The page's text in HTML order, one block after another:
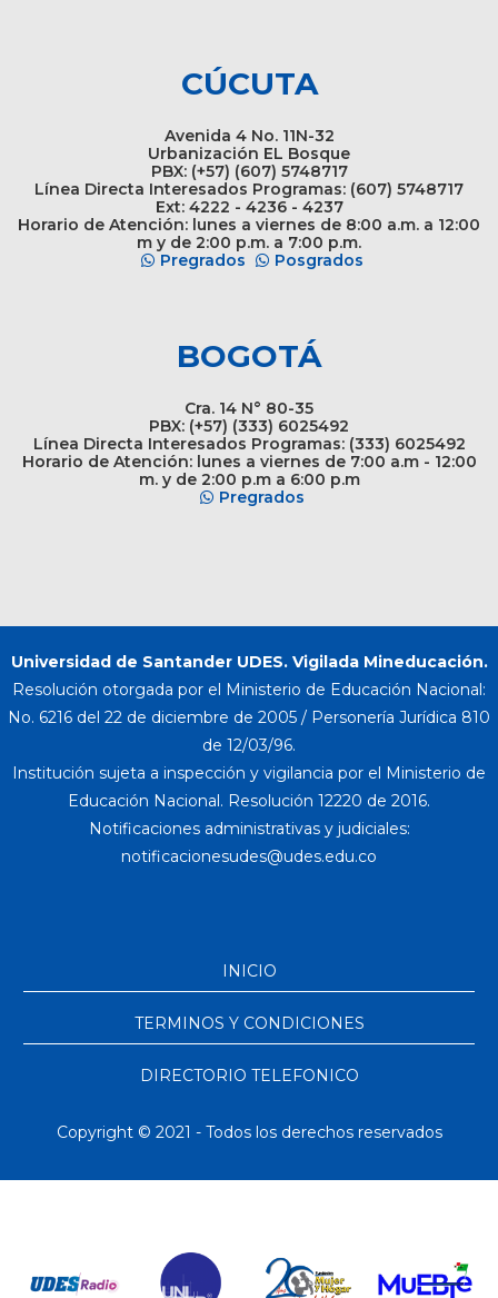
CÚCUTA
Avenida 4 No. 11N-32
Urbanización EL Bosque
PBX: (+57) (607) 5748717
Línea Directa Interesados Programas: (607) 5748717
Ext: 4222 - 4236 - 4237
Horario de Atención: lunes a viernes de 8:00 a.m. a 12:00
m y de 2:00 p.m. a 7:00 p.m.
Pregrados
Posgrados
BOGOTÁ
Cra. 14 N° 80-35
PBX: (+57) (333) 6025492
Línea Directa Interesados Programas: (333) 6025492
Horario de Atención: lunes a viernes de 7:00 a.m - 12:00
m. y de 2:00 p.m a 6:00 p.m
Pregrados
Universidad de Santander UDES. Vigilada Mineducación.
Resolución otorgada por el Ministerio de Educación Nacional:
No. 6216 del 22 de diciembre de 2005 / Personería Jurídica 810
de 12/03/96.
Institución sujeta a inspección y vigilancia por el Ministerio de
Educación Nacional. Resolución 12220 de 2016.
Notificaciones administrativas y judiciales:
INICIO
TERMINOS Y CONDICIONES
DIRECTORIO TELEFONICO
Copyright © 2021 - Todos los derechos reservados